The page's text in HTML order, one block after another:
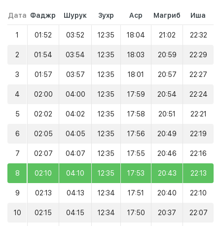
Дата Фаджр Шурук Зухр Аср Магриб Иша
1 01:52 03:52 12:35 18:04 21:02 22:32
2 01:54 03:54 12:35 18:03 20:59 22:29
3 01:57 03:57 12:35 18:01 20:57 22:27
4 02:00 04:00 12:35 17:59 20:54 22:24
5 02:02 04:02 12:35 17:58 20:51 22:21
6 02:05 04:05 12:35 17:56 20:49 22:19
7 02:07 04:07 12:35 17:55 20:46 22:16
8 02:10 04:10 12:35 17:53 20:43 22:13
9 02:13 04:13 12:34 17:51 20:40 22:10
10 02:15 04:15 12:34 17:50 20:37 22:07